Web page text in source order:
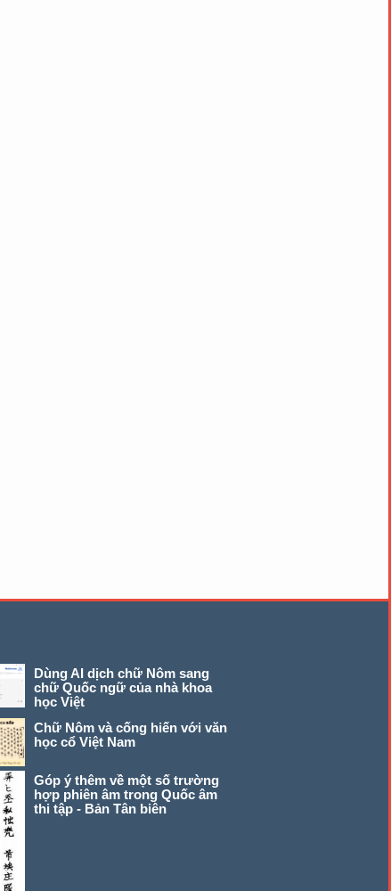
Dùng AI dịch chữ Nôm sang
chữ Quốc ngữ của nhà khoa
học Việt
Chữ Nôm và cống hiến với văn
học cổ Việt Nam
Góp ý thêm về một số trường
hợp phiên âm trong Quốc âm
thi tập - Bản Tân biên